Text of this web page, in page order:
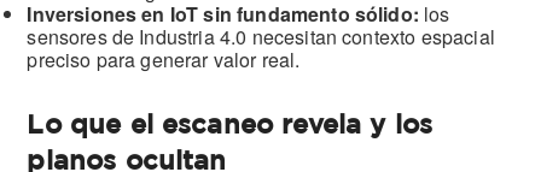
Inversiones en IoT sin fundamento sólido: los
sensores de Industria 4.0 necesitan contexto espacial
preciso para generar valor real.
Lo que el escaneo revela y los
planos ocultan